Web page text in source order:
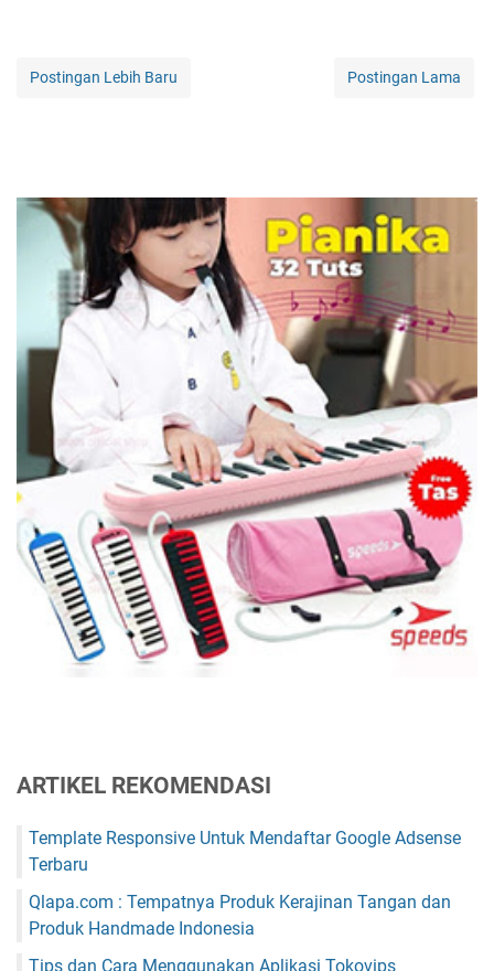
Postingan Lebih Baru Postingan Lama
ARTIKEL REKOMENDASI
Template Responsive Untuk Mendaftar Google Adsense
Terbaru
Qlapa.com : Tempatnya Produk Kerajinan Tangan dan
Produk Handmade Indonesia
Tips dan Cara Menggunakan Aplikasi Tokovips